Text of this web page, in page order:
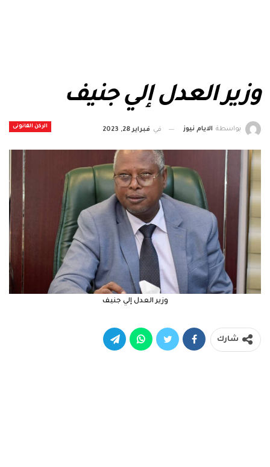
وزير العدل إلي جنيف
الركن القانونى بواسطة الايام نيوز في فبراير 28, 2023
وزير العدل إلي جنيف
شارك